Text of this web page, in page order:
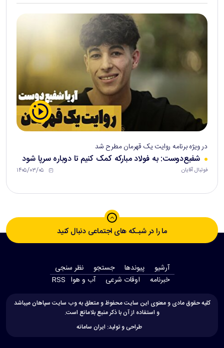
در ویژه برنامه روایت یک قهرمان مطرح شد
شفیع‌دوست: به فولاد مبارکه کمک کنیم تا دوباره سرپا شود
فوتبال آقایان ۱۴۰۵/۰۳/۰۵
ما را در شبـکه های اجتماعی دنبال کنید
آرشیو پیوندها جستجو
نظر سنجی
‫خبرنامه‬
اوقات شرعی آب و هوا RSS
کلیه حقوق مادی و معنوی این سایت محفوظ و متعلق به وب سایت سپاهان میباشد
و استفاده از آن با ذکر منبع بلامانع است.
طراحی و تولید: ایران سامانه